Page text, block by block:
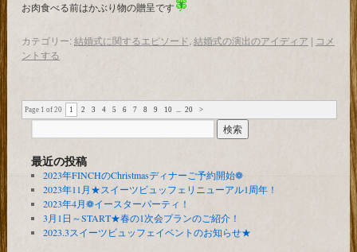
お肉食べる前はかぶり物の贈呈です
カテゴリー:結婚式に関するエピソード 結婚式の演出のアイディア | コメ
ントする
Page 1 of 20 1 2 3 4 5 6 7 8 9 10 ... 20 >
最近の投稿
2023年FINCHのChristmasディナーご予約開始❁
2023年11月★スイーツビュッフェリニューアル1周年！
2023年4月❁イースターパーティ！
3月1日～START★春の1次会プランのご紹介！
2023.3スイーツビュッフェイベントのお知らせ★